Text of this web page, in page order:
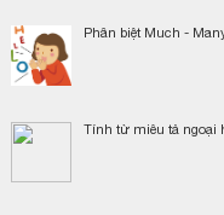
Phân biệt Much -
Tính từ miêu tả ngoại